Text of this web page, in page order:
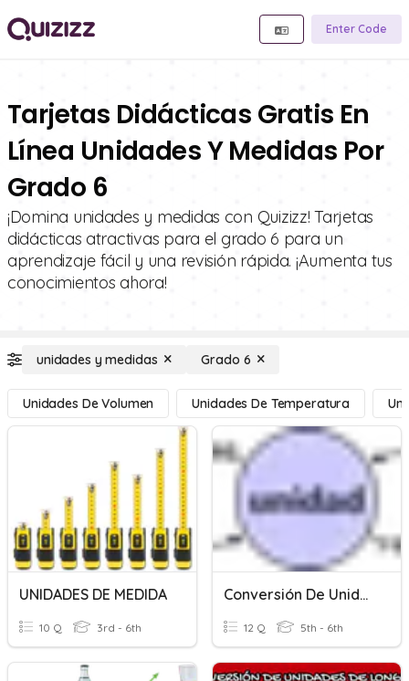
Enter Code
Tarjetas Didácticas Gratis En
Línea Unidades Y Medidas Por
Grado 6
¡Domina unidades y medidas con Quizizz! Tarjetas
didácticas atractivas para el grado 6 para un
aprendizaje fácil y una revisión rápida. ¡Aumenta tus
conocimientos ahora!
unidades y medidas Grado 6
Unidades De Volumen Unidades De Temperatura
UNIDADES DE MEDIDA
10 Q 3rd - 6th
Conversión De Unidades
12 Q 5th - 6th